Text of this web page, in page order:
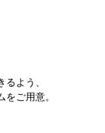
よう、
ご用意。